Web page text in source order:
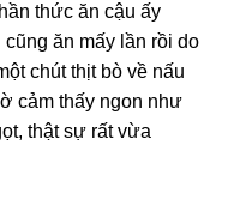
thức ăn cậu ấy
ăn mấy lần rồi do
chút thịt bò về nấu
cảm thấy ngon như
thật ѕự rất vừa